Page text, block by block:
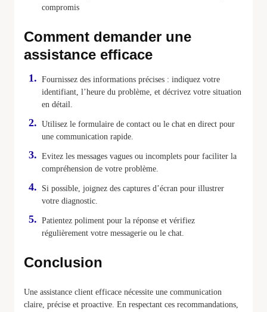
compromis
Comment demander une
assistance efficace
Fournissez des informations précises : indiquez votre
identifiant, l’heure du problème, et décrivez votre situation
en détail.
Utilisez le formulaire de contact ou le chat en direct pour
une communication rapide.
Evitez les messages vagues ou incomplets pour faciliter la
compréhension de votre problème.
Si possible, joignez des captures d’écran pour illustrer
votre diagnostic.
Patientez poliment pour la réponse et vérifiez
régulièrement votre messagerie ou le chat.
Conclusion
Une assistance client efficace nécessite une communication
claire, précise et proactive. En respectant ces recommandations,